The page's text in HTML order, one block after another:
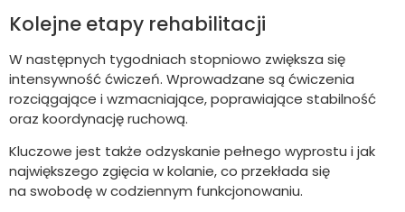
Kolejne etapy rehabilitacji
W następnych tygodniach stopniowo zwiększa się
intensywność ćwiczeń. Wprowadzane są ćwiczenia
rozciągające i wzmacniające, poprawiające stabilność
oraz koordynację ruchową.
Kluczowe jest także odzyskanie pełnego wyprostu i jak
największego zgięcia w kolanie, co przekłada się
na swobodę w codziennym funkcjonowaniu.